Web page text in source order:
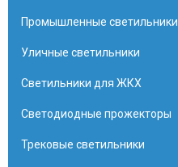
Промышленные светильники
Уличные светильники
Светильники для ЖКХ
Светодиодные прожекторы
Трековые светильники